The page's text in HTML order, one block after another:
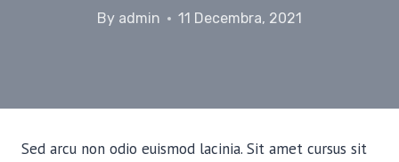
By admin 11 Decembra, 2021
Sed arcu non odio euismod lacinia. Sit amet cursus sit